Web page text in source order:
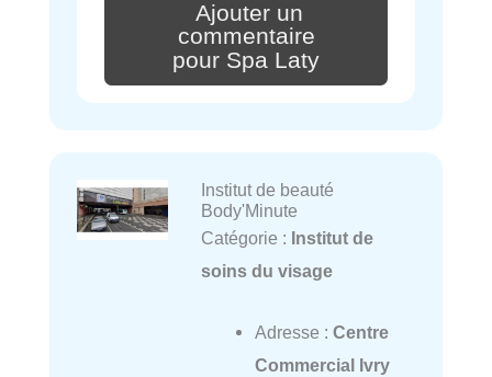
Ajouter un
commentaire
pour Spa Laty
Institut de beauté
Body'Minute
Catégorie : Institut de
soins du visage
Adresse : Centre
Commercial Ivry